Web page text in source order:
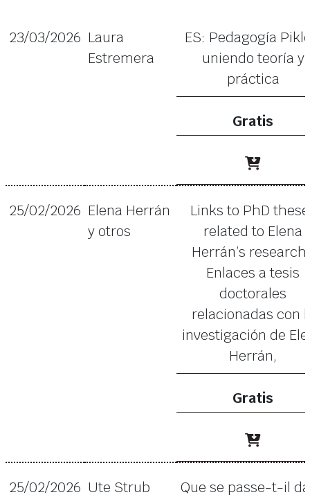
23/03/2026 Laura
Estremera
ES: Pedagogía
uniendo teoría y
práctica
Gratis
25/02/2026 Elena Herrán
y otros
Links to PhD
related to Elena
Herrán’s research
Enlaces a tesis
doctorales
relacionadas con
investigación de
Herrán,
Gratis
25/02/2026 Ute Strub
Que se passe-t-il